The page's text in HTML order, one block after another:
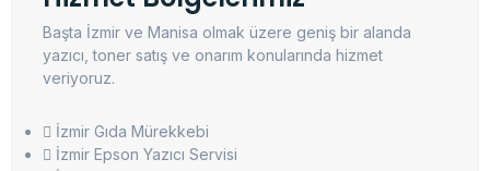
Başta İzmir ve Manisa olmak üzere geniş bir alanda
yazıcı, toner satış ve onarım konularında hizmet
veriyoruz.
İzmir Gıda Mürekkebi
İzmir Epson Yazıcı Servisi